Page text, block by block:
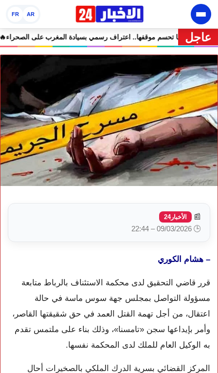
AR
FR
عاجل
مرمى التعليقات الساخرة 🔥 كولومبيا تحسم موقفها.. اعتراف رسمي
📰 الأخبار24
🕒 09/03/2026 – 22:44
– هشام الكوري
قرر قاضي التحقيق لدى محكمة الاستئناف بالرباط متابعة
مسؤولة التواصل بمجلس جهة سوس ماسة في حالة
اعتقال، من أجل تهمة القتل العمد في حق شقيقتها القاصر،
وأمر بإيداعها سجن «تامسنا»، وذلك بناء على ملتمس تقدم
به الوكيل العام للملك لدى المحكمة نفسها.
المركز القضائي بسرية الدرك الملكي بالصخيرات أحال